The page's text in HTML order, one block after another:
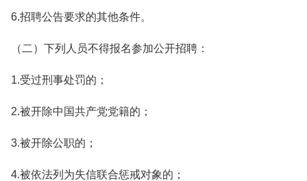
6.招聘公告要求的其他条件。
（二）下列人员不得报名参加公开招聘：
1.受过刑事处罚的；
2.被开除中国共产党党籍的；
3.被开除公职的；
4.被依法列为失信联合惩戒对象的；